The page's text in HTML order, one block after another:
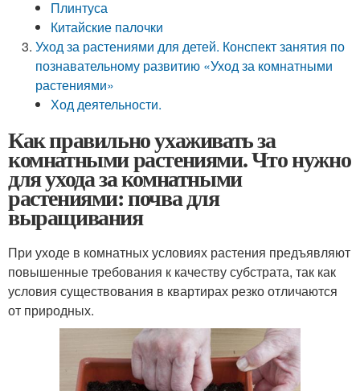
Плинтуса
Китайские палочки
Уход за растениями для детей. Конспект занятия по
познавательному развитию «Уход за комнатными
растениями»
Ход деятельности.
Как правильно ухаживать за
комнатными растениями. Что нужно
для ухода за комнатными
растениями: почва для
выращивания
При уходе в комнатных условиях растения предъявляют
повышенные требования к качеству субстрата, так как
условия существования в квартирах резко отличаются
от природных.